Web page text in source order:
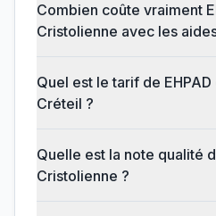
Combien coûte vraiment
Cristolienne avec les
Quel est le tarif de
Créteil ?
Quelle est la note qualité
Cristolienne ?